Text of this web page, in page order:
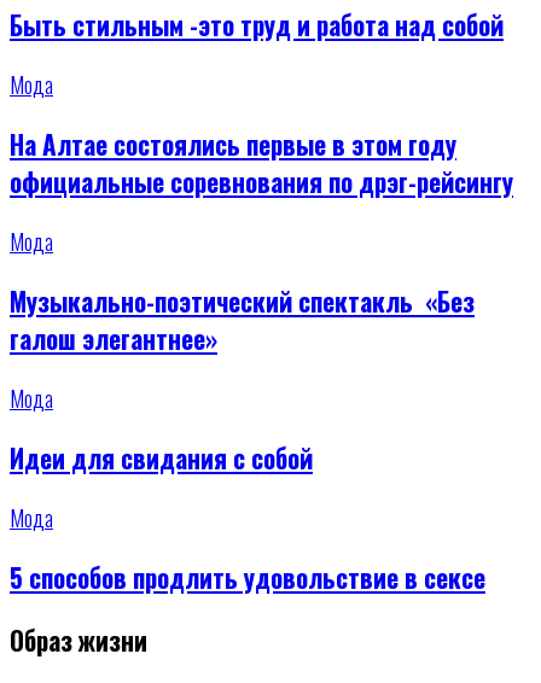
Быть стильным -это труд и работа над собой
Мода
На Алтае состоялись первые в этом году
официальные соревнования по дрэг-рейсингу
Мода
Музыкально-поэтический спектакль «Без
галош элегантнее»
Мода
Идеи для свидания с собой
Мода
5 способов продлить удовольствие в сексе
Образ жизни